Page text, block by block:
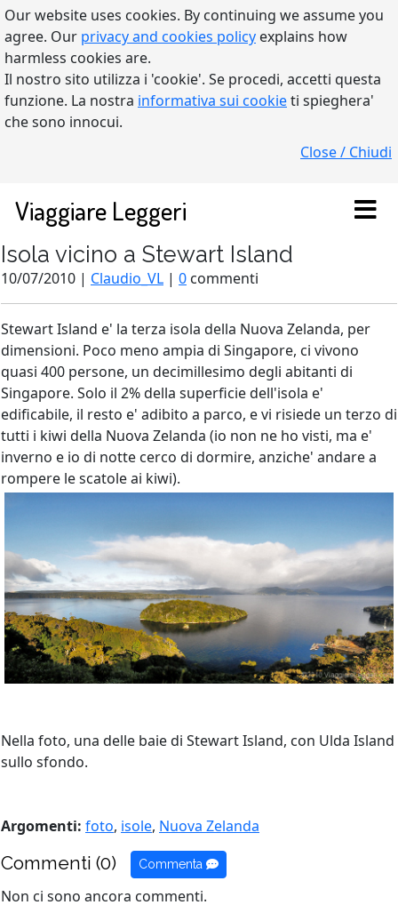
Our website uses cookies. By continuing we assume you
agree. Our privacy and cookies policy explains how
harmless cookies are.
Il nostro sito utilizza i 'cookie'. Se procedi, accetti questa
funzione. La nostra informativa sui cookieti spieghera'
che sono innocui.
Close / Chiudi
Viaggiare Leggeri
Isola vicino a Stewart Island
10/07/2010 | Claudio_VL | 0 commenti
Stewart Island e' la terza isola della Nuova Zelanda, per
dimensioni. Poco meno ampia di Singapore, ci vivono
quasi 400 persone, un decimillesimo degli abitanti di
Singapore. Solo il 2% della superficie dell'isola e'
edificabile, il resto e' adibito a parco, e vi risiede un terzo di
tutti i kiwi della Nuova Zelanda (io non ne ho visti, ma e'
inverno e io di notte cerco di dormire, anziche' andare a
rompere le scatole ai kiwi).
Nella foto, una delle baie di Stewart Island, con Ulda Island
sullo sfondo.
Argomenti: foto, isole, Nuova Zelanda
Commenti (0) Commenta
Non ci sono ancora commenti.